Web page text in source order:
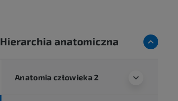
Hierarchia anatomiczna
Anatomia człowieka 2